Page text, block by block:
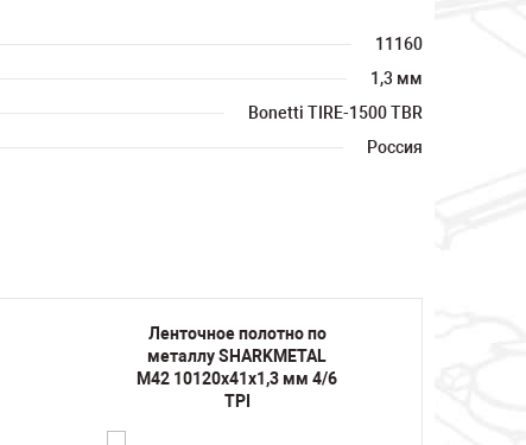
11160
1,3 мм
Bonetti TIRE-1500 TBR
Россия
Ленточное полотно по
металлу SHARKMETAL
M42 10120х41х1,3 мм 4/6
TPI